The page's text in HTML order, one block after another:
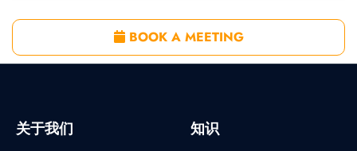
BOOK A MEETING
关于我们 知识